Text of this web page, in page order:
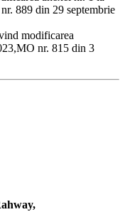
889 din 29 septembrie
modificarea
nr. 815 din 3